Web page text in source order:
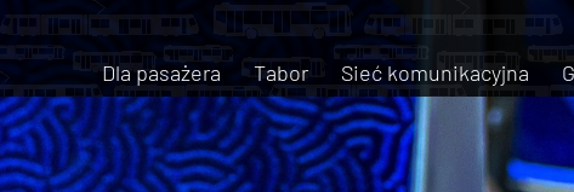
Dla pasażera Tabor Sieć komunikacyjna